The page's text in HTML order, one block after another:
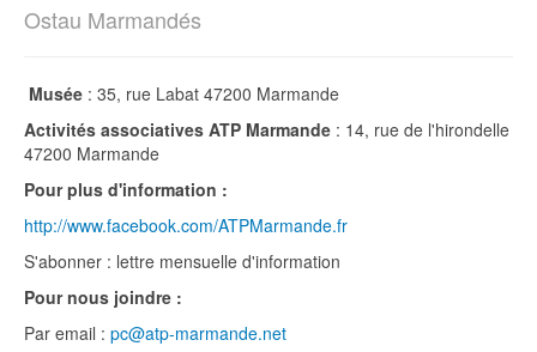
Ostau Marmandés
Musée : 35, rue Labat 47200 Marmande
Activités associatives ATP Marmande : 14, rue de l'hirondelle
47200 Marmande
Pour plus d'information :
http://www.facebook.com/ATPMarmande.fr
S'abonner : lettre mensuelle d'information
Pour nous joindre :
Par email : pc@atp-marmande.net